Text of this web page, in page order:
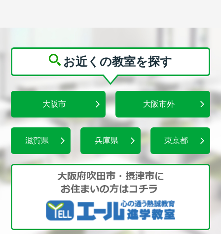
お近くの教室を探す
大阪市 大阪市外
滋賀県 兵庫県 東京都